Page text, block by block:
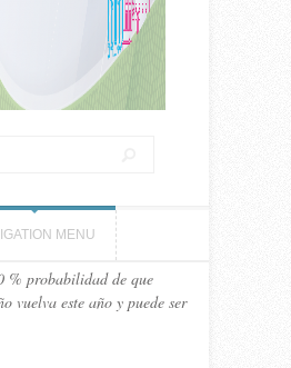
MENU
% probabilidad de que
vuelva este año y puede ser